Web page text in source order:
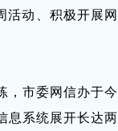
活动、积极开展网
，市委网信办于今
息系统展开长达两